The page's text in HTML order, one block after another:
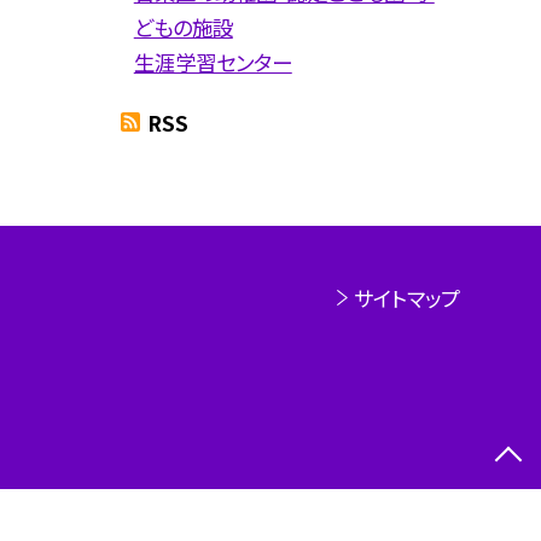
どもの施設
生涯学習センター
RSS
サイトマップ